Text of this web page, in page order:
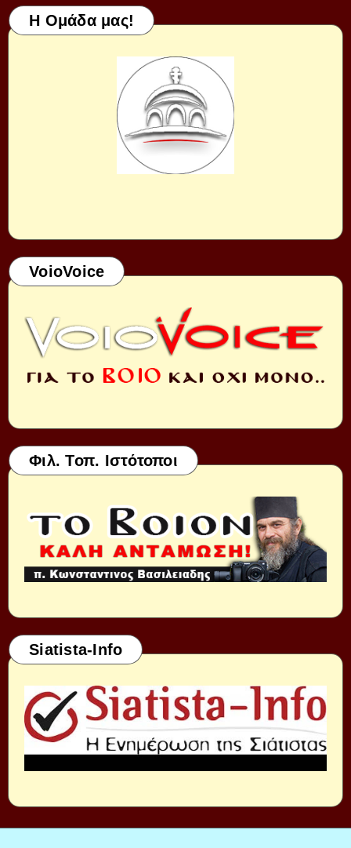
Η Ομάδα μας!
VoioVoice
Φιλ. Τοπ. Ιστότοποι
Siatista-Info